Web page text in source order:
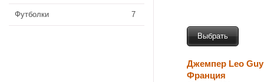
Футболки 7
Выбрать
Джемпер Leo Guy
Франция